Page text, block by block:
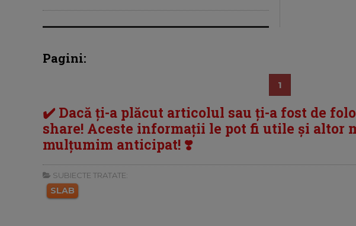
Pagini:
1
✔️ Dacă ți-a plăcut articolul sau ți-a fost de
share! Aceste informații le pot fi utile și altor
mulțumim anticipat! ❣️
SUBIECTE TRATATE:
SLAB